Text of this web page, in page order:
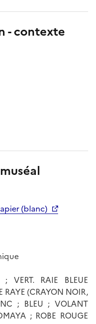
- contexte
(blanc)
VERT. RAIE BLEUE
RAYE (CRAYON NOIR,
; BLEU ; VOLANT
; ROBE ROUGE